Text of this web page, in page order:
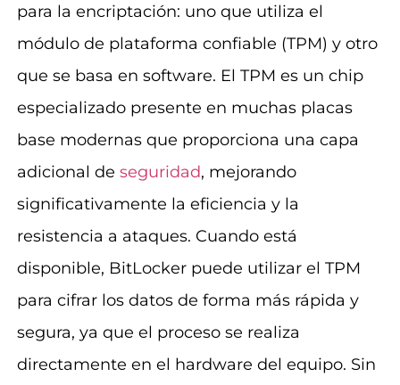
para la encriptación: uno que utiliza el
módulo de plataforma confiable (TPM) y otro
que se basa en software. El TPM es un chip
especializado presente en muchas placas
base modernas que proporciona una capa
adicional de seguridad, mejorando
significativamente la eficiencia y la
resistencia a ataques. Cuando está
disponible, BitLocker puede utilizar el TPM
para cifrar los datos de forma más rápida y
segura, ya que el proceso se realiza
directamente en el hardware del equipo. Sin